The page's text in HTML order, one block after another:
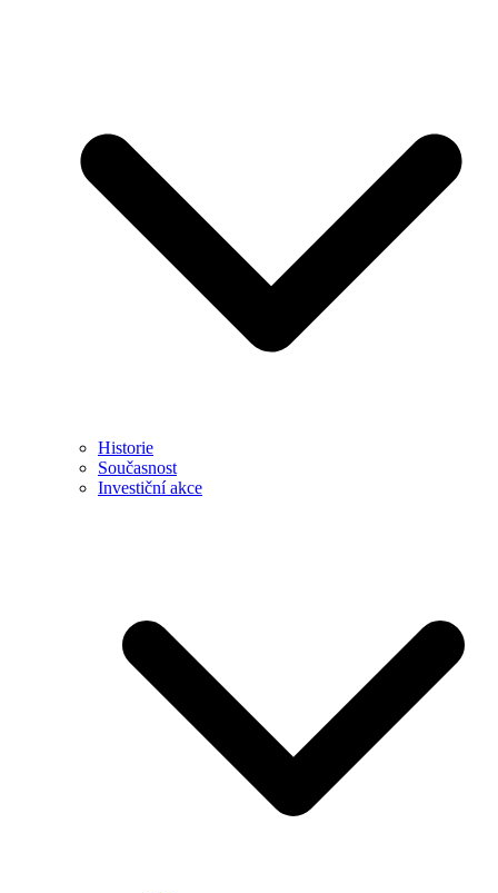
Historie
Současnost
Investiční akce